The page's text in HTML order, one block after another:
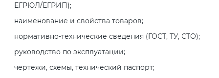
ЕГРЮЛ/ЕГРИП);
наименование и свойства товаров;
нормативно-технические сведения (ГОСТ, ТУ, СТО);
руководство по эксплуатации;
чертежи, схемы, технический паспорт;